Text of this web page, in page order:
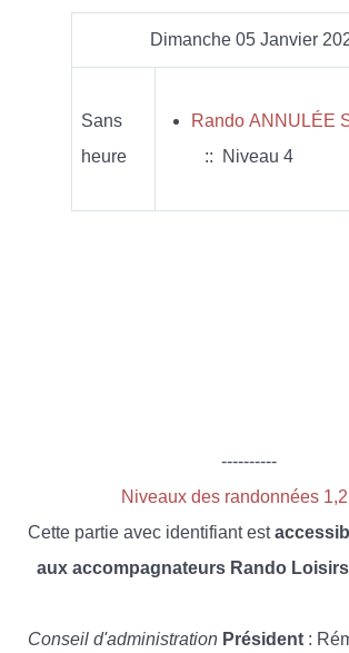
Dimanche 05 Janvier
Sans
heure
Rando ANNULÉE
:: Niveau 4
----------
Niveaux des randonnées
Cette partie avec identifiant est
aux accompagnateurs Rando Loisirs
Conseil d'administration Président :